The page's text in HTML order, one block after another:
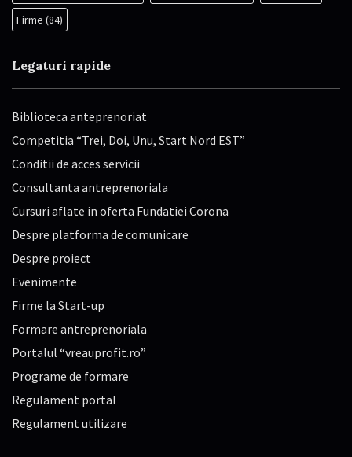
Firme (84)
Legaturi rapide
Biblioteca anteprenoriat
Competitia “Trei, Doi, Unu, Start Nord EST”
Conditii de acces servicii
Consultanta antreprenoriala
Cursuri aflate in oferta Fundatiei Corona
Despre platforma de comunicare
Despre proiect
Evenimente
Firme la Start-up
Formare antreprenoriala
Portalul “vreauprofit.ro”
Programe de formare
Regulament portal
Regulament utilizare